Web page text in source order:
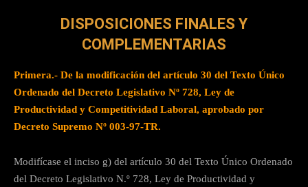
DISPOSICIONES FINALES Y
COMPLEMENTARIAS
Primera.- De la modificación del artículo 30 del Texto Único
Ordenado del Decreto Legislativo Nº 728, Ley de
Productividad y Competitividad Laboral, aprobado por
Decreto Supremo Nº 003-97-TR.
Modifícase el inciso g) del artículo 30 del Texto Único Ordenado
del Decreto Legislativo N.º 728, Ley de Productividad y